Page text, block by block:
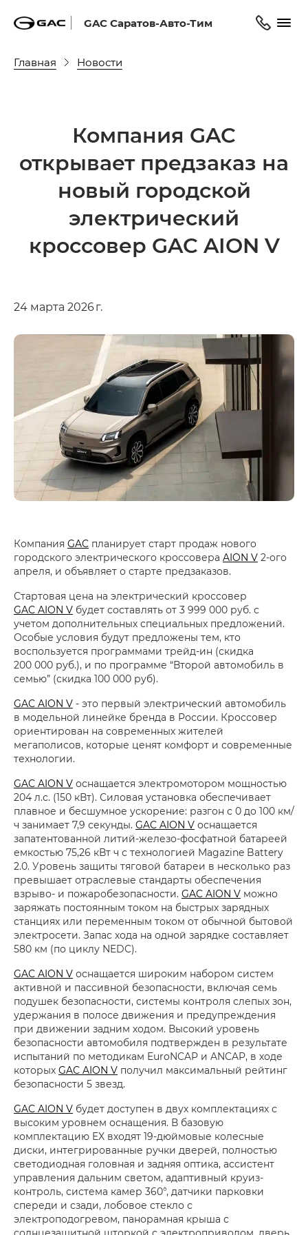
GAC Саратов-Авто-Тим
Главная Новости
Компания GAC
открывает предзаказ на
новый городской
электрический
кроссовер GAC AION V
24 марта 2026 г.
Компания GAC планирует старт продаж нового
городского электрического кроссовера AION V 2-ого
апреля, и объявляет о старте предзаказов.
Стартовая цена на электрический кроссовер
GAC AION V будет составлять от 3 999 000 руб. с
учетом дополнительных специальных предложений.
Особые условия будут предложены тем, кто
воспользуется программами трейд-ин (скидка
200 000 руб.), и по программе “Второй автомобиль в
семью” (скидка 100 000 руб).
GAC AION V - это первый электрический автомобиль
в модельной линейке бренда в России. Кроссовер
ориентирован на современных жителей
мегаполисов, которые ценят комфорт и современные
технологии.
GAC AION V оснащается электромотором мощностью
204 л.с. (150 кВт). Силовая установка обеспечивает
плавное и бесшумное ускорение: разгон с 0 до 100 км/
ч занимает 7,9 секунды. GAC AION V оснащается
запатентованной литий-железо-фосфатной батареей
емкостью 75,26 кВт ч с технологией Magazine Battery
2.0. Уровень защиты тяговой батареи в несколько раз
превышает отраслевые стандарты обеспечения
взрыво- и пожаробезопасности. GAC AION V можно
заряжать постоянным током на быстрых зарядных
станциях или переменным током от обычной бытовой
электросети. Запас хода на одной зарядке составляет
580 км (по циклу NEDC).
GAC AION V оснащается широким набором систем
активной и пассивной безопасности, включая семь
подушек безопасности, системы контроля слепых зон,
удержания в полосе движения и предупреждения
при движении задним ходом. Высокий уровень
безопасности автомобиля подтвержден в результате
испытаний по методикам EuroNCAP и ANCAP, в ходе
которых GAC AION V получил максимальный рейтинг
безопасности 5 звезд.
GAC AION V будет доступен в двух комплектациях с
высоким уровнем оснащения. В базовую
комплектацию EX входят 19-дюймовые колесные
диски, интегрированные ручки дверей, полностью
светодиодная головная и задняя оптика, ассистент
управления дальним светом, адаптивный круиз-
контроль, система камер 360°, датчики парковки
спереди и сзади, лобовое стекло с
электроподогревом, панорамная крыша с